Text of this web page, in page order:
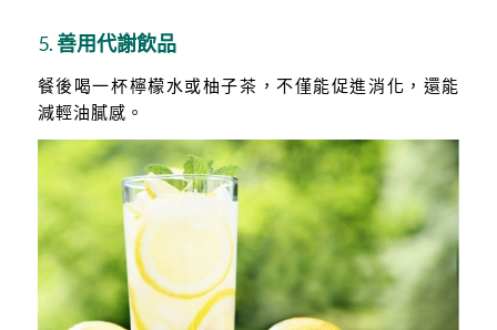
5. 善用代謝飲品
餐後喝一杯檸檬水或柚子茶，不僅能促進消化，還能
減輕油膩感。